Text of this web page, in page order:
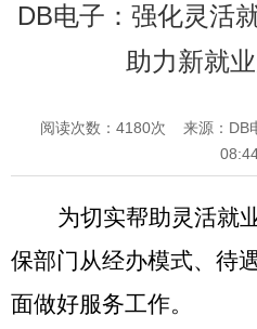
DB电子：强化灵活
助力新就
阅读次数： 4180次 来源：DB
为切实帮助灵活就
保部门从经办模式、待
面做好服务工作。